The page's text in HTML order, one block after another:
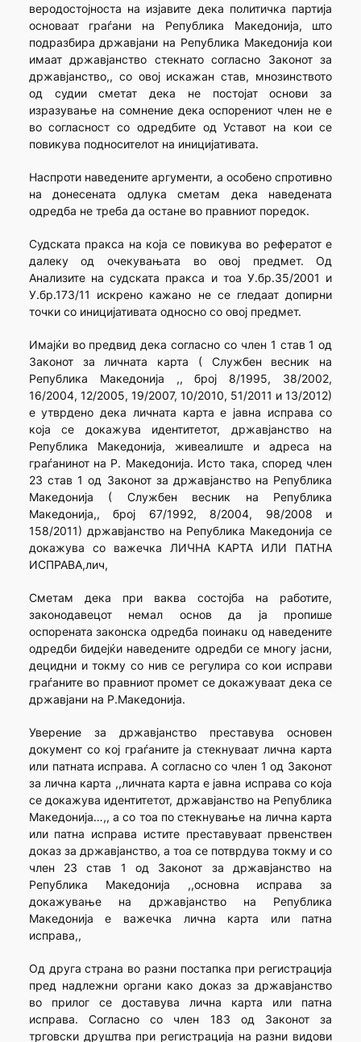
веродостојноста на изјавите дека политичка партија
основаат граѓани на Република Македонија, што
подразбира државјани на Република Македонија кои
имаат државјанство стекнато согласно Законот за
државјанство,, со овој искажан став, мнозинството
од судии сметат дека не постојат основи за
изразување на сомнение дека оспорениот член не е
во согласност со одредбите од Уставот на кои се
повикува подносителот на иницијативата.
Наспроти наведените аргументи, а особено спротивно
на донесената одлука сметам дека наведената
одредба не треба да остане во правниот поредок.
Судската пракса на која се повикува во рефератот е
далеку од очекувањата во овој предмет. Од
Анализите на судската пракса и тоа У.бр.35/2001 и
У.бр.173/11 искрено кажано не се гледаат допирни
точки со иницијативата односно со овој предмет.
Имајќи во предвид дека согласно со член 1 став 1 од
Законот за личната карта ( Службен весник на
Република Македонија ,, број 8/1995, 38/2002,
16/2004, 12/2005, 19/2007, 10/2010, 51/2011 и 13/2012)
е утврдено дека личната карта е јавна исправа со
која се докажува идентитетот, државјанство на
Република Македонија, живеалиште и адреса на
граѓанинот на Р. Македонија. Исто така, според член
23 став 1 од Законот за државјанство на Република
Македонија ( Службен весник на Република
Македонија,, број 67/1992, 8/2004, 98/2008 и
158/2011) државјанство на Република Македонија се
докажува со важечка ЛИЧНА КАРТА ИЛИ ПАТНА
ИСПРАВА,лич,
Сметам дека при ваква состојба на работите,
законодавецот немал основ да ја прoпише
оспорената законска одредба поинакu од наведените
одредби бидејќи наведените одредби се многу јасни,
децидни и токму со нив се регулира со кои исправи
граѓаните во правниот промет се докажуваат дека се
државјани на Р.Македонија.
Уверение за државјанство преставува основен
документ со кој граѓаните ја стекнуваат лична карта
или патната исправа. А согласно со член 1 од Законот
за лична карта ,,личната карта е јавна исправа со која
се докажува идентитетот, државјанство на Република
Македонија…,, а со тоа по стекнување на лична карта
или патна исправа истите преставуваат првенствен
доказ за државјанство, а тоа се потврдува токму и со
член 23 став 1 од Законот за државјанство на
Република Македонија ,,основна исправа за
докажување на државјанство на Република
Македонија е важечка лична карта или патна
исправа,,
Од друга страна во разни постапка при регистрација
пред надлежни органи како доказ за државјанство
во прилог се доставува лична карта или патна
исправа. Согласно со член 183 од Законот за
трговски друштва при регистрација на разни видови